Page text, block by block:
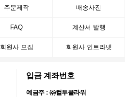
주문제작 배송사진
FAQ 계산서 발행
회원사 모집 회원사 인트라넷
입금 계좌번호
예금주 : ㈜컬투플라워